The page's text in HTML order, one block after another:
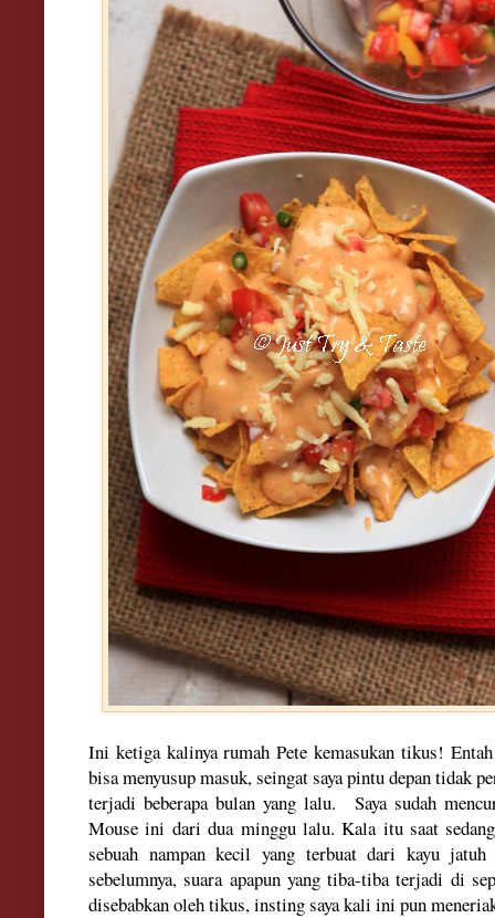
Ini ketiga kalinya rumah Petekemasukan tikus! E
bisa menyusupmasuk,seingat saya pintu depan tidak
terjadi beberapa bulan yang lalu. Saya sudah
Mouse ini dari dua minggu lalu. Kala itusaat
sebuah nampankecil yang terbuat dari kayu jatuh
sebelumnya, suara apapun yang tiba-tiba terjadi di
disebabkan oleh tikus,insting saya kali ini pun